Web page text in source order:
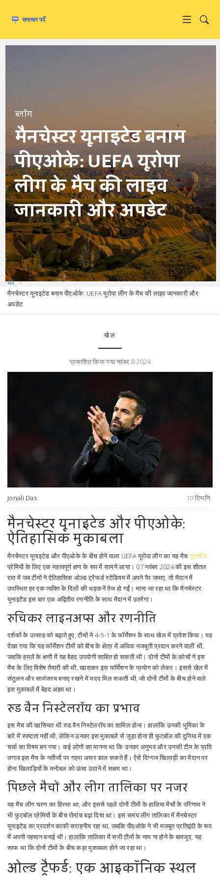
ब्लॉग
मैनचेस्टर यूनाइटेड बनाम
पीएओके: UEFA यूरोपा
लीग के मैच की लाइव
जानकारी और अपडेट
घर
मैनचेस्टर यूनाइटेड बनाम पीएओके: UEFA यूरोपा लीग के मैच की लाइव जानकारी और
अपडेट
खेल
प्रकाशित किया गया नवंबर 8 2024
Jonali Das 10 टिप्पणि
मैनचेस्टर यूनाइटेड और पीएओके:
ऐतिहासिक मुकाबला
मैनचेस्टर यूनाइटेड और पीएओके के बीच होने वाला UEFA यूरोपा लीग का यह मैचफुटबॉल
प्रेमियों के लिए एक महत्वपूर्ण क्षण के रूप में सामने आया। 07 नवंबर 2024 की इस शीतल
रात में जब टीमों ने ऐतिहासिक ओल्ड ट्रैफर्ड स्टेडियम में अपने पैर जमाए, तो मैदान में
उपस्थित हर एक व्यक्ति के दिलों की धड़कनें तेज हो गईं। माना जा रहा था कि मैनचेस्टर
यूनाइटेड इस बार एक अद्वितीय रणनीति के साथ मैदान में उतरेगा।
रुचिकर लाइनअप्स और रणनीति
दर्शकों के उत्साह को बढ़ाते हुए, टीमों ने 4-5-1 के फॉर्मेशन के साथ खेल में प्रवेश किया। यह
देखा गया कि यह फॉर्मेशन टीमों को बीच के क्षेत्र में अधिक मजबूती प्रदान करने वाली थी,
जबकि हमले के क्षणों में यह बेहद उपयोगी साबित हो सकती थी। दोनों टीमों के कोचों ने इस
मैच के लिए विशेष तैयारी की थी, खासकर इस फॉर्मेशन के प्रयोग को लेकर। इससे खेल में
संतुलन और सामंजस्य बनाए रखने में मदद मिल सकती थी, जो दोनों टीमों के बीच होने वाले
इस मुकाबले में बेहद अहम था।
रुड वैन निस्टेलरॉय का प्रभाव
इस मैच की खासियत थी रुड वैन निस्टेलरॉय का शामिल होना। हालांकि उनकी भूमिका के
बारे में स्पष्टता नहीं थी, लेकिन उनका इस मुकाबले से जुड़ा होना ही फुटबॉल की दुनिया में एक
चर्चा का विषय बन गया। कई लोगों का मानना था कि उनका अनुभव और उनकी टीम के प्रति
लगाव इस मैच के नतीजों पर गहरा असर डाल सकते हैं। ऐसे दिग्गज खिलाड़ी का मैदान पर
होना खिलाड़ियों के मनोबल को ऊंचा उठाने में सक्षम था।
पिछले मैचों और लीग तालिका पर नजर
यह मैच लीग चरण का हिस्सा था, और इससे पहले दोनों टीमों के हालिया मैचों के परिणाम ने
भी फुटबॉल प्रेमियों के बीच रोमांच बढ़ा दिया था। इस समय लीग तालिका में मैनचेस्टर
यूनाइटेड का प्रदर्शन काफी सराहनीय रहा था, जबकि पीएओके ने भी मजबूत प्रतिद्वंदी के रूप
में अपनी पहचान बनाई थी। हालांकि तालिका में सभी टीमों के नाम ना होने के बावजूद, यह
साफ था कि दोनों टीमों के बीच कड़ा मुकाबला होने जा रहा था।
ओल्ड ट्रैफर्ड: एक आइकॉनिक स्थल